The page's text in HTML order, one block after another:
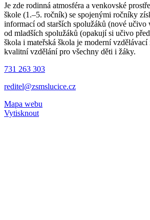
Je zde rodinná atmosféra a venkovské
škole (1.–5. ročník) se spojenými ročníky
informací od starších spolužáků (nové učivo
od mladších spolužáků (opakují si učivo
škola i mateřská škola je moderní
kvalitní vzdělání pro všechny děti i žáky.
731 263 303
reditel@zsmslucice.cz
Mapa webu
Vytisknout